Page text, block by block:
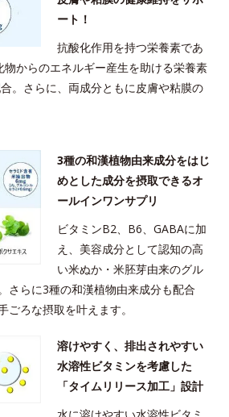
ート！
抗酸化作用を持つ栄養素であ
物からのエネルギー産生を助ける栄養素
。さらに、両成分ともに皮膚や粘膜の
3種の和漢植物由来成分をはじ
めとした成分を摂取できるオ
ールインワンサプリ
ビタミンB2、B6、GABAに加
え、美容成分として認知の高
い米ぬか・米胚芽由来のグル
さらに3種の和漢植物由来成分も配合
ごろな摂取を叶えます。
溶けやすく、排出されやすい
水溶性ビタミンを考慮した
「タイムリリース加工」設計